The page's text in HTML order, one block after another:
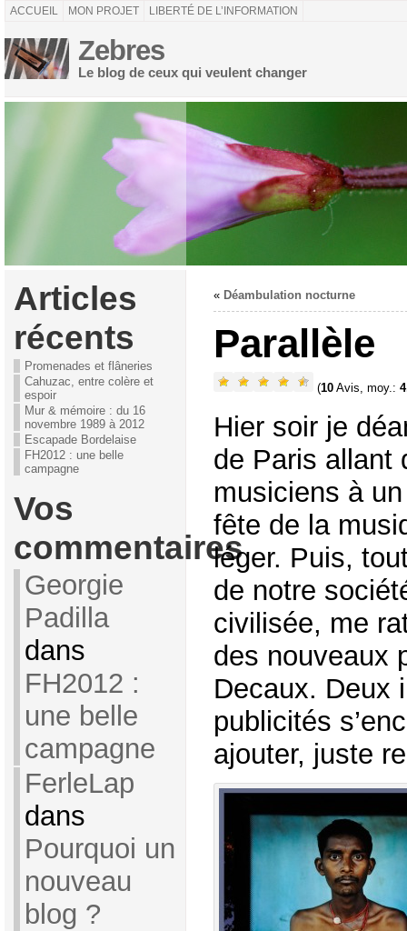
ACCUEIL MON PROJET LIBERTÉ DE L’INFORMATION
Zebres
Le blog de ceux qui veulent changer
Articles
récents
Promenades et flâneries
Cahuzac, entre colère et
espoir
Mur & mémoire : du 16
novembre 1989 à 2012
Escapade Bordelaise
FH2012 : une belle
campagne
Vos
commentaires
Georgie
Padilla
dans
FH2012 :
une belle
campagne
FerleLap
dans
Pourquoi un
nouveau
blog ?
« Déambulation nocturne
Parallèle
(10Avis, moy.:
Hier soir je
de Paris allant
musiciens à
fête de la
léger. Puis,
de notre
civilisée, me
des nouveaux
Decaux. Deux
publicités
ajouter, juste